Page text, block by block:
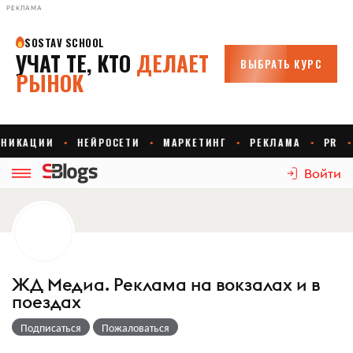
РЕКЛАМА
Войти
ЖД Медиа. Реклама на вокзалах и в
поездах
Подписаться Пожаловаться